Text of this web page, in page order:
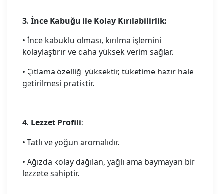
3. İnce Kabuğu ile Kolay Kırılabilirlik:
• İnce kabuklu olması, kırılma işlemini
kolaylaştırır ve daha yüksek verim sağlar.
• Çıtlama özelliği yüksektir, tüketime hazır hale
getirilmesi pratiktir.
4. Lezzet Profili:
• Tatlı ve yoğun aromalıdır.
• Ağızda kolay dağılan, yağlı ama baymayan bir
lezzete sahiptir.